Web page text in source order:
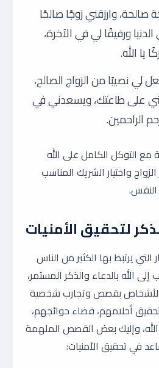
صالحة، وارزقني زوجًا صالحًا
ورفيقًا لي في الآخرة،
يا الله.
لي نصيبًا من الزواج الصالح،
على طاعتك، ويسعدني في
الراحمين.
مع التوكل الكامل على الله
واختيار الشريك المناسب
لتحقيق الأمنيات
التي يرتبط بها الكثير من الناس
إلى الله بالدعاء والذكر المستمر،
الأشخاص بقصص وتجارب شخصية
أحلامهم، قضاء حوائجهم،
وإليك بعض القصص الملهمة
في تحقيق الأمنيات: